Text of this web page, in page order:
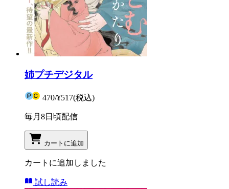
姉プチデジタル
470/¥517(税込)
毎月8日頃配信
カートに追加
カートに追加しました
試し読み